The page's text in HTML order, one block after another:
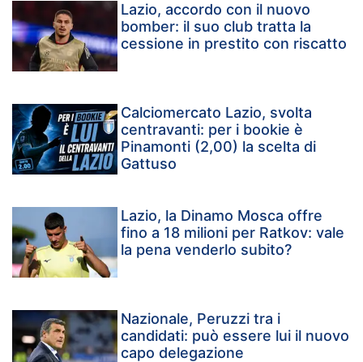
Lazio, accordo con il nuovo
bomber: il suo club tratta la
cessione in prestito con riscatto
Calciomercato Lazio, svolta
centravanti: per i bookie è
Pinamonti (2,00) la scelta di
Gattuso
Lazio, la Dinamo Mosca offre
fino a 18 milioni per Ratkov: vale
la pena venderlo subito?
Nazionale, Peruzzi tra i
candidati: può essere lui il nuovo
capo delegazione